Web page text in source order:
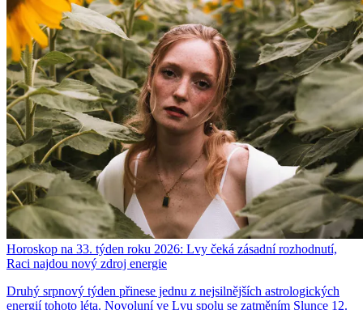
Horoskop na 33. týden roku 2026: Lvy čeká zásadní rozhodnutí,
Raci najdou nový zdroj energie
Druhý srpnový týden přinese jednu z nejsilnějších astrologických
energií tohoto léta. Novoluní ve Lvu spolu se zatměním Slunce 12.